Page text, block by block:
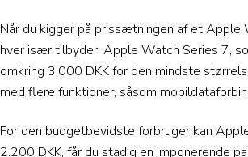
Når du kigger på prissætningen af et
hver især tilbyder. Apple Watch Series 7,
omkring 3.000 DKK for den mindste
med flere funktioner, såsom
For den budgetbevidste forbruger kan
2.200 DKK, får du stadig en imponerende